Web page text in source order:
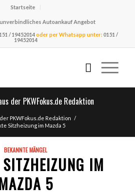
Startseite
Autoankauf Angebot
/ 19452014oder per Whatsapp unter:0151 /
19452014
der PKWFokus.de Redaktion
PKWFokus.de Redaktion /
Sitzheizung im Mazda 5
BEKANNTE MÄNGEL
SITZHEIZUNG IM
5